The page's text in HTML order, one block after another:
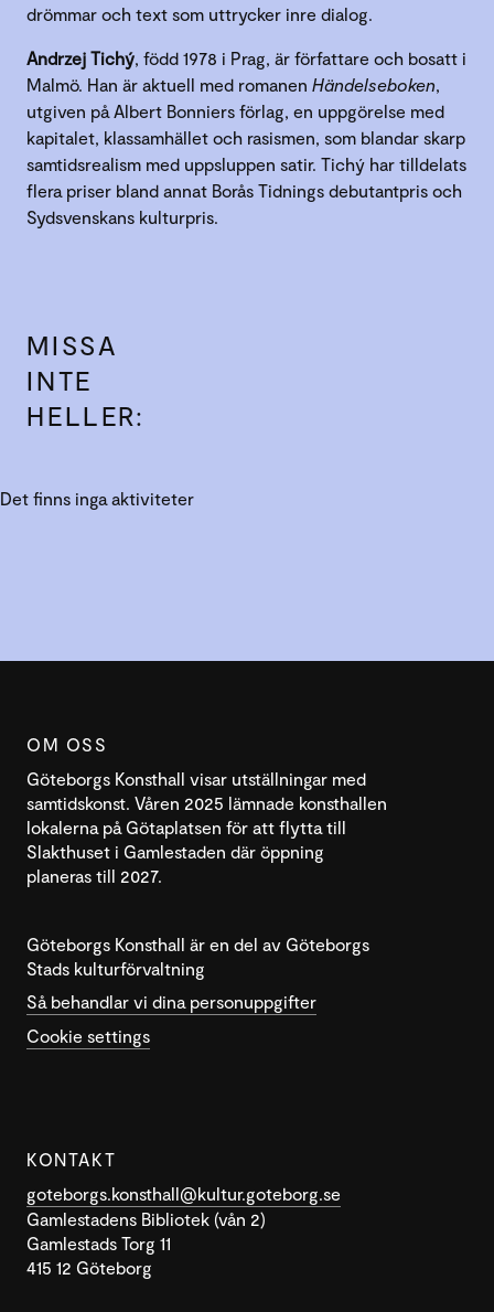
drömmar och text som uttrycker inre dialog.
Andrzej Tichý, född 1978 i Prag, är författare och bosatt i
Malmö. Han är aktuell med romanen Händelseboken,
utgiven på Albert Bonniers förlag, en uppgörelse med
kapitalet, klassamhället och rasismen, som blandar skarp
samtidsrealism med uppsluppen satir. Tichý har tilldelats
flera priser bland annat Borås Tidnings debutantpris och
Sydsvenskans kulturpris.
MISSA
INTE
HELLER:
Det finns inga aktiviteter
OM OSS
Göteborgs Konsthall visar utställningar med
samtidskonst. Våren 2025 lämnade konsthallen
lokalerna på Götaplatsen för att flytta till
Slakthuset i Gamlestaden där öppning
planeras till 2027.
Göteborgs Konsthall är en del av Göteborgs
Stads kulturförvaltning
Så behandlar vi dina personuppgifter
Cookie settings
KONTAKT
goteborgs.konsthall@kultur.goteborg.se
Gamlestadens Bibliotek (vån 2)
Gamlestads Torg 11
415 12 Göteborg